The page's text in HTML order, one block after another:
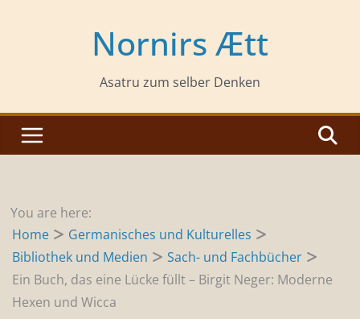
Nornirs Ætt
Asatru zum selber Denken
You are here:
Home
Germanisches und Kulturelles
Bibliothek und Medien
Sach- und Fachbücher
Ein Buch, das eine Lücke füllt – Birgit Neger: Moderne
Hexen und Wicca